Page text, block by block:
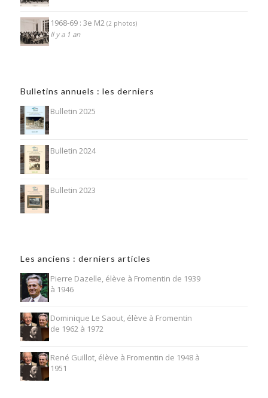
1968-69 : 3e M2 (2 photos)
Il y a 1 an
Bulletins annuels : les derniers
Bulletin 2025
Bulletin 2024
Bulletin 2023
Les anciens : derniers articles
Pierre Dazelle, élève à Fromentin de 1939
à 1946
Dominique Le Saout, élève à Fromentin
de 1962 à 1972
René Guillot, élève à Fromentin de 1948 à
1951